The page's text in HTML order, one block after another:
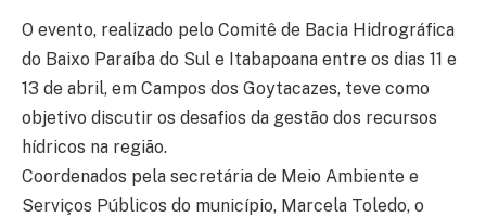
O evento, realizado pelo Comitê de Bacia Hidrográfica
do Baixo Paraíba do Sul e Itabapoana entre os dias 11 e
13 de abril, em Campos dos Goytacazes, teve como
objetivo discutir os desafios da gestão dos recursos
hídricos na região.
Coordenados pela secretária de Meio Ambiente e
Serviços Públicos do município, Marcela Toledo, o